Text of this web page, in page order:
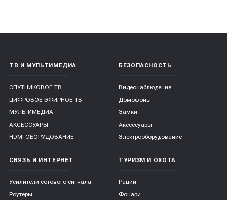
ТВ И МУЛЬТИМЕДИА
СПУТНИКОВОЕ ТВ
ЦИФРОВОЕ ЭФИРНОЕ ТВ
МУЛЬТИМЕДИА
АКСЕССУАРЫ
HDMI ОБОРУДОВАНИЕ
БЕЗОПАСНОСТЬ
Видеонаблюдение
Домофоны
Замки
Аксессуары
Электрооборудование
СВЯЗЬ И ИНТЕРНЕТ
Усилители сотового сигнала
Роутеры
ТУРИЗМ И ОХОТА
Рации
Фонари